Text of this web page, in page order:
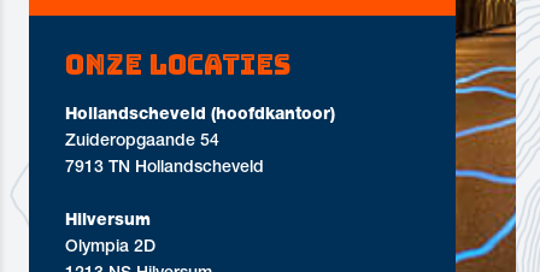
Onze locaties
Hollandscheveld (hoofdkantoor)
Zuideropgaande 54
7913 TN Hollandscheveld
Hilversum
Olympia 2D